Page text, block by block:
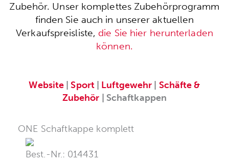
Zubehör. Unser komplettes Zubehörprogramm
finden Sie auch in unserer aktuellen
Verkaufspreisliste, die Sie hier herunterladen
können.
Website |Sport| Luftgewehr
Schäfte &
Zubehör | Schaftkappen
ONE Schaftkappe komplett
Best.-Nr.: 014431